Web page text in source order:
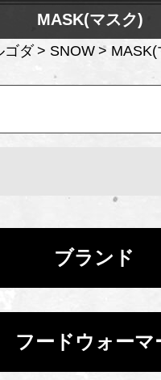
MASK(マスク)
ゴダ SNOW
ブランド
フードウォーマ